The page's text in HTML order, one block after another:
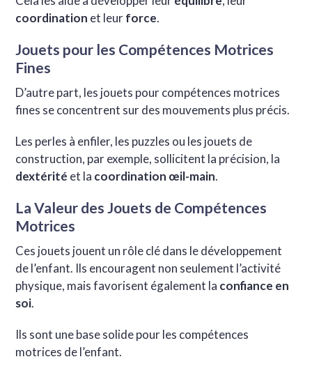
coordination et leurforce.
Jouets pour les Compétences Motrices
Fines
D’autre part, les jouets pour compétences motrices
fines se concentrent sur des mouvements plus précis.
Les perles à enfiler, les puzzles ou les jouets de
construction, par exemple, sollicitent la précision, la
dextérité et la coordination œil-main.
La Valeur des Jouets de Compétences
Motrices
Ces jouets jouent un rôle clé dans le développement
de l’enfant. Ils encouragent non seulement l’activité
physique, mais favorisent également la confiance en
soi.
Ils sont une base solide pour les compétences
motrices de l’enfant.